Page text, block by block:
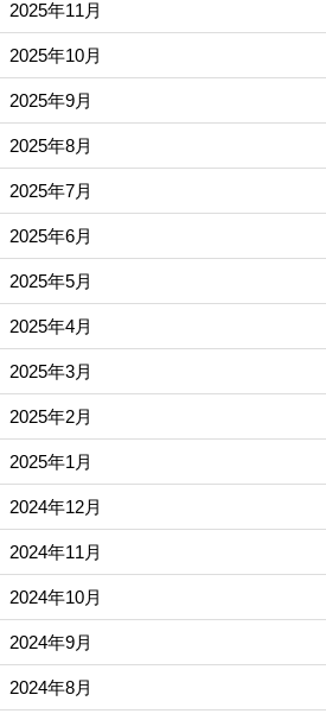
2025年11月
2025年10月
2025年9月
2025年8月
2025年7月
2025年6月
2025年5月
2025年4月
2025年3月
2025年2月
2025年1月
2024年12月
2024年11月
2024年10月
2024年9月
2024年8月